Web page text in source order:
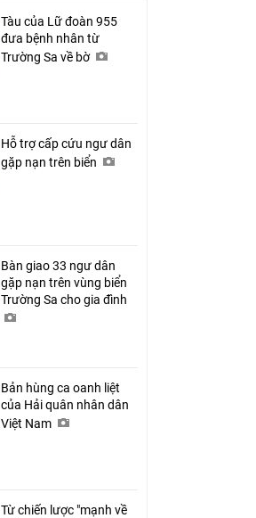
Tàu của Lữ đoàn 955
đưa bệnh nhân từ
Trường Sa về bờ
Hỗ trợ cấp cứu ngư dân
gặp nạn trên biển
Bàn giao 33 ngư dân
gặp nạn trên vùng biển
Trường Sa cho gia đình
Bản hùng ca oanh liệt
của Hải quân nhân dân
Việt Nam
Từ chiến lược "mạnh về